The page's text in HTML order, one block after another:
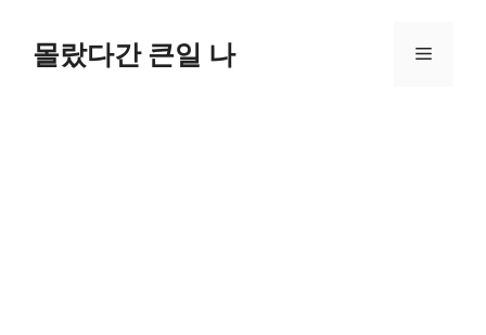
몰랐다간 큰일 나 메